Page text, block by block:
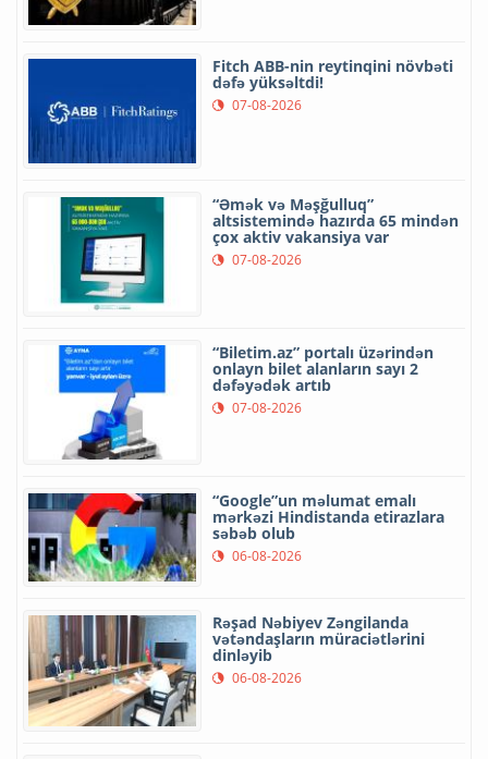
Fitch ABB-nin reytinqini növbəti
dəfə yüksəltdi!
07-08-2026
“Əmək və Məşğulluq”
altsistemində hazırda 65 mindən
çox aktiv vakansiya var
07-08-2026
“Biletim.az” portalı üzərindən
onlayn bilet alanların sayı 2
dəfəyədək artıb
07-08-2026
“Google”un məlumat emalı
mərkəzi Hindistanda etirazlara
səbəb olub
06-08-2026
Rəşad Nəbiyev Zəngilanda
vətəndaşların müraciətlərini
dinləyib
06-08-2026